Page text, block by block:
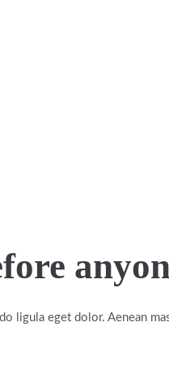
ligula eget dolor. Aenean